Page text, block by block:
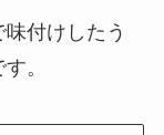
付けしたう
。